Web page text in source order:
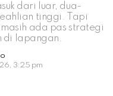
dari luar, dua-
tinggi. Tapi
ada pas strategi
di lapangan.
3:25 pm